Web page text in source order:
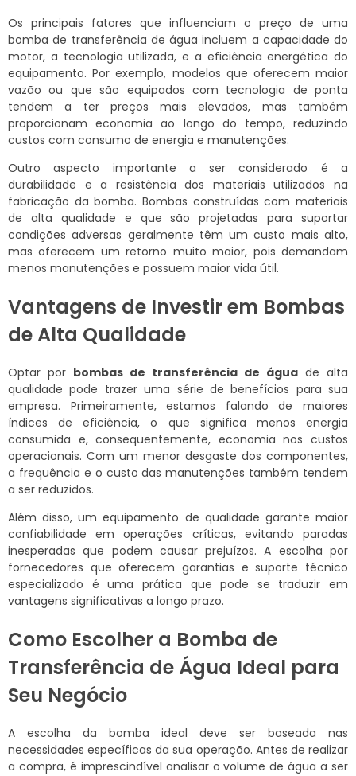
Os principais fatores que influenciam o preço de uma
bomba de transferência de água incluem a capacidade do
motor, a tecnologia utilizada, e a eficiência energética do
equipamento. Por exemplo, modelos que oferecem maior
vazão ou que são equipados com tecnologia de ponta
tendem a ter preços mais elevados, mas também
proporcionam economia ao longo do tempo, reduzindo
custos com consumo de energia e manutenções.
Outro aspecto importante a ser considerado é a
durabilidade e a resistência dos materiais utilizados na
fabricação da bomba. Bombas construídas com materiais
de alta qualidade e que são projetadas para suportar
condições adversas geralmente têm um custo mais alto,
mas oferecem um retorno muito maior, pois demandam
menos manutenções e possuem maior vida útil.
Vantagens de Investir em Bombas
de Alta Qualidade
Optar por bombas de transferência de água de alta
qualidade pode trazer uma série de benefícios para sua
empresa. Primeiramente, estamos falando de maiores
índices de eficiência, o que significa menos energia
consumida e, consequentemente, economia nos custos
operacionais. Com um menor desgaste dos componentes,
a frequência e o custo das manutenções também tendem
a ser reduzidos.
Além disso, um equipamento de qualidade garante maior
confiabilidade em operações críticas, evitando paradas
inesperadas que podem causar prejuízos. A escolha por
fornecedores que oferecem garantias e suporte técnico
especializado é uma prática que pode se traduzir em
vantagens significativas a longo prazo.
Como Escolher a Bomba de
Transferência de Água Ideal para
Seu Negócio
A escolha da bomba ideal deve ser baseada nas
necessidades específicas da sua operação. Antes de realizar
a compra, é imprescindível analisar o volume de água a ser